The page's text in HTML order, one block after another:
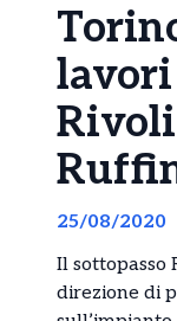
lavori
25/08/2020
Il sottopasso
direzione di